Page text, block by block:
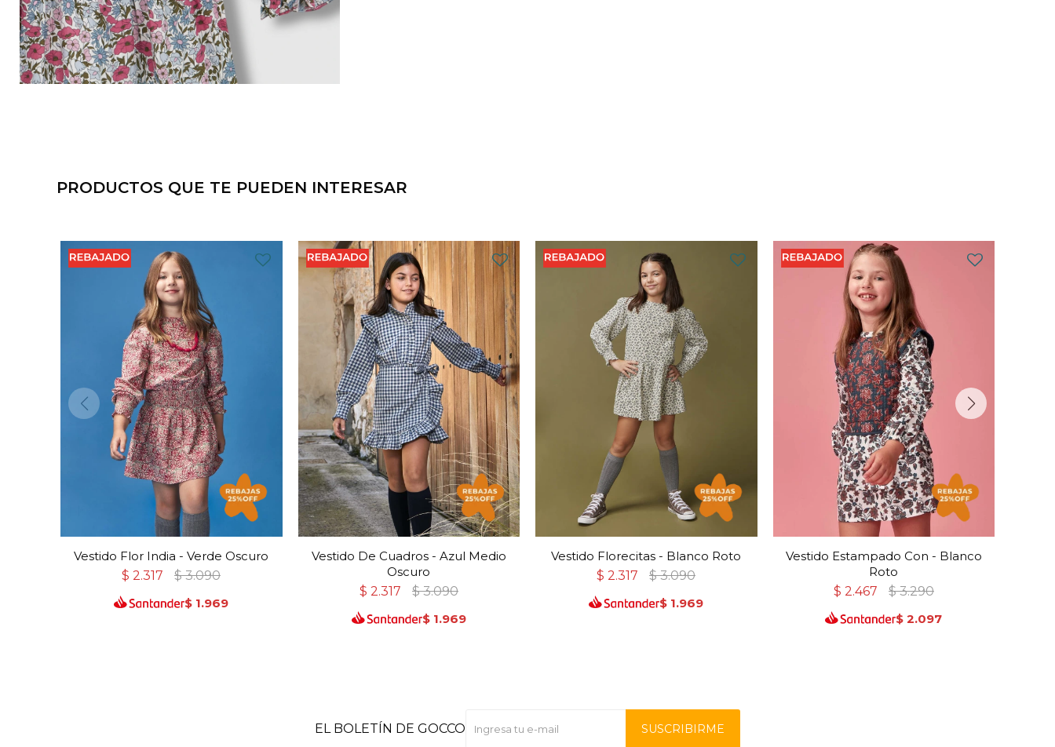
PRODUCTOS QUE TE PUEDEN INTERESAR
Vestido Flor India - Verde Oscuro
$ 2.317 $ 3.090
$ 1.969
Vestido De Cuadros - Azul Medio
Oscuro
$ 2.317 $ 3.090
$ 1.969
Vestido Florecitas - Blanco Roto
$ 2.317 $ 3.090
$ 1.969
Vestido Estampado Con - Blanco
Roto
$ 2.467 $ 3.290
$ 2.097
EL BOLETÍN DE GOCCO SUSCRIBIRME